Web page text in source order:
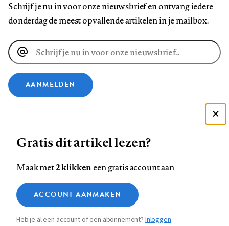
Schrijf je nu in voor onze nieuwsbrief en ontvang iedere
donderdag de meest opvallende artikelen in je mailbox.
E-
mailadres
AANMELDEN
ons
op
Facebook
ons
op
LinkedIn
ons
op
Bluesky
ons
op
Instagram
ons
op
YouTube
ons
Footer
navigation
Contact Colofon Disclaimer Privacy
Medische vragen verdienen
betrouwbare antwoorden
Gratis dit artikel lezen?
Maak met2 klikkeneen gratis account aan
ACCOUNT AANMAKEN
Heb je al een account of een abonnement?Inloggen
Zie onze cookie policy
Analytische cookies
Marketing cookies